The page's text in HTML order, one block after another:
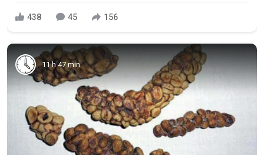
438 45 156
11 h 47 min